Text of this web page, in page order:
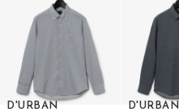
D'URBAN D'URBAN